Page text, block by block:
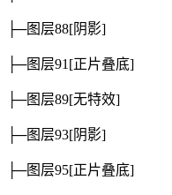
├─图层88[阴影]
├─图层91[正片叠底]
├─图层89[无特效]
├─图层93[阴影]
├─图层95[正片叠底]